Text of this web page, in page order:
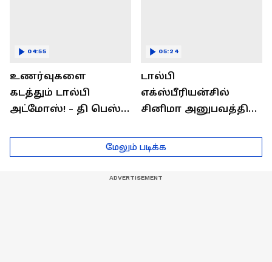
உணர்வுகளை
கடத்தும் டால்பி
அட்மோஸ்! - தி பெஸ்ட்
எக்ஸ்பீரியன்ஸ்
04:55
டால்பி
எக்ஸ்பீரியன்சில்
சினிமா அனுபவத்தில்
05:24
மேலும் படிக்க